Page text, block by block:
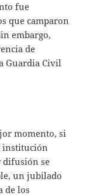
fue
que camparon
embargo,
de
Guardia Civil
momento, si
institución
difusión se
un jubilado
de los